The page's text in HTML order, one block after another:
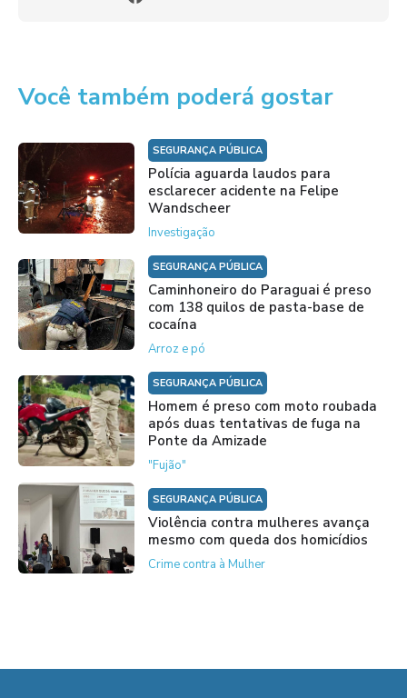
Você também poderá gostar
SEGURANÇA PÚBLICA
Polícia aguarda laudos para
esclarecer acidente na Felipe
Wandscheer
Investigação
SEGURANÇA PÚBLICA
Caminhoneiro do Paraguai é preso
com 138 quilos de pasta-base de
cocaína
Arroz e pó
SEGURANÇA PÚBLICA
Homem é preso com moto roubada
após duas tentativas de fuga na
Ponte da Amizade
"Fujão"
SEGURANÇA PÚBLICA
Violência contra mulheres avança
mesmo com queda dos homicídios
Crime contra à Mulher